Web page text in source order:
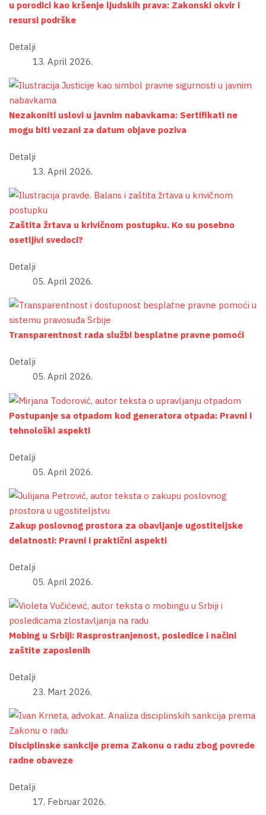
u porodici kao kršenje ljudskih prava: Zakonski okvir i
resursi podrške
Detalji
13. April 2026.
Nezakoniti uslovi u javnim nabavkama: Sertifikati ne
mogu biti vezani za datum objave poziva
Detalji
13. April 2026.
Zaštita žrtava u krivičnom postupku. Ko su posebno
osetljivi svedoci?
Detalji
05. April 2026.
Transparentnost rada službi besplatne pravne pomoći
Detalji
05. April 2026.
Postupanje sa otpadom kod generatora otpada: Pravni i
tehnološki aspekti
Detalji
05. April 2026.
Zakup poslovnog prostora za obavljanje ugostiteljske
delatnosti: Pravni i praktični aspekti
Detalji
05. April 2026.
Mobing u Srbiji: Rasprostranjenost, posledice i načini
zaštite zaposlenih
Detalji
23. Mart 2026.
Disciplinske sankcije prema Zakonu o radu zbog povrede
radne obaveze
Detalji
17. Februar 2026.